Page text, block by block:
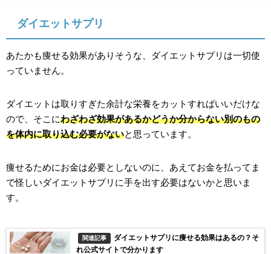
ダイエットサプリ
あたかも痩せる効果がありそうな、ダイエットサプリは一切使
っていません。
ダイエットは取りすぎた余計な栄養をカットすればいいだけな
ので、そこにわざわざ効果があるかどうか分からない別のもの
を体内に取り込む必要がないと思っています。
痩せるためにお金は必要としないのに、あえてお金を払ってま
で怪しいダイエットサプリに手を出す必要はないかと思いま
す。
関連記事
ダイエットサプリに痩せる効果はあるの？そ
れ公式サイトで分かります